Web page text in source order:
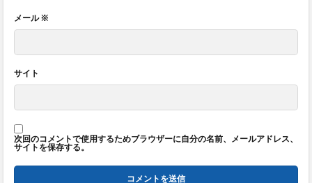
メール※
サイト
次回のコメントで使用するためブラウザーに自分の名前、メールアドレス、
サイトを保存する。